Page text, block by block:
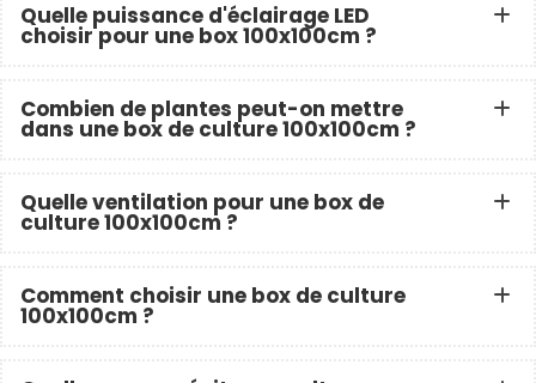
Quelle puissance d'éclairage LED
choisir pour une box 100x100cm ?
Combien de plantes peut-on mettre
dans une box de culture 100x100cm ?
Quelle ventilation pour une box de
culture 100x100cm ?
Comment choisir une box de culture
100x100cm ?